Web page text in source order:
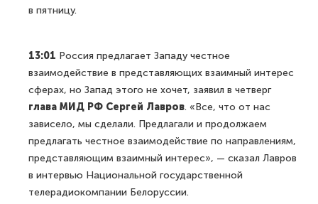
в пятницу.
13:01 Россия предлагает Западу честное
взаимодействие в представляющих взаимный интерес
сферах, но Запад этого не хочет, заявил в четверг
глава МИД РФ Сергей Лавров. «Все, что от нас
зависело, мы сделали. Предлагали и продолжаем
предлагать честное взаимодействие по направлениям,
представляющим взаимный интерес», — сказал Лавров
в интервью Национальной государственной
телерадиокомпании Белоруссии.